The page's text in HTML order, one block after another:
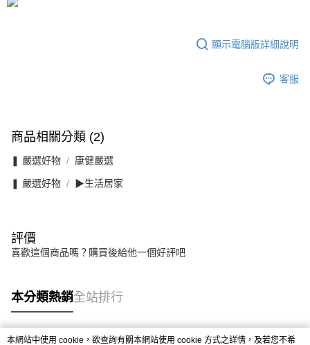
顯示電腦版詳細說明
客服
商品相關分類 (2)
❚ 嚴選好物 康健嚴選
❚ 嚴選好物 ▶生活居家
評價
喜歡這個商品嗎？購買後給他一個好評吧
本分類熱銷全站排行
本網站中使用 cookie，欲查詢有關本網站使用 cookie 方式之詳情，及若您不希